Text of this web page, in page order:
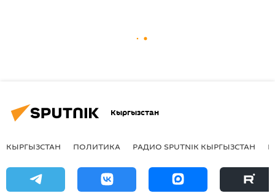
Кыргызстан
КЫРГЫЗСТАН ПОЛИТИКА РАДИО SPUTNIK КЫРГЫЗСТАН